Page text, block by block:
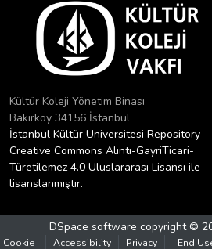
Kültür Koleji Yönetim Binası
Bakırköy 34156 İstanbul
İstanbul Kültür Üniversitesi Repository
Creative Commons Alıntı-GayriTicari-
Türetilemez 4.0 Uluslararası Lisansı ile
lisanslanmıştır.
DSpace software copyright ©
Cookie Accessibility Privacy End